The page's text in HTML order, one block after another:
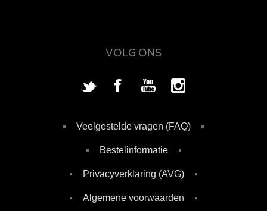
VOLG ONS
Veelgestelde vragen (FAQ)
Bestelinformatie
Privacyverklaring (AVG)
Algemene voorwaarden